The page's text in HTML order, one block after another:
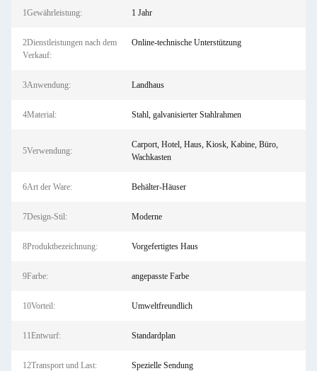
1Gewährleistung: 1 Jahr
2Dienstleistungen nach dem
Verkauf:
Online-technische Unterstützung
3Anwendung: Landhaus
4Material: Stahl, galvanisierter Stahlrahmen
5Verwendung:
Carport, Hotel, Haus, Kiosk, Kabine, Büro,
Wachkasten
6Art der Ware: Behälter-Häuser
7Design-Stil: Moderne
8Produktbezeichnung: Vorgefertigtes Haus
9Farbe: angepasste Farbe
10Vorteil: Umweltfreundlich
11Entwurf: Standardplan
12Transport und Last: Spezielle Sendung